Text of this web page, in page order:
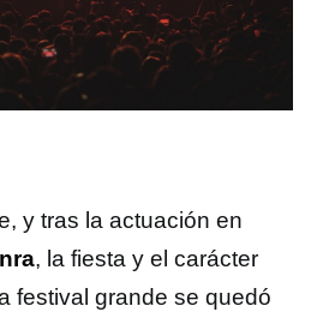
y tras la actuación en
, la fiesta y el carácter
festival grande se quedó